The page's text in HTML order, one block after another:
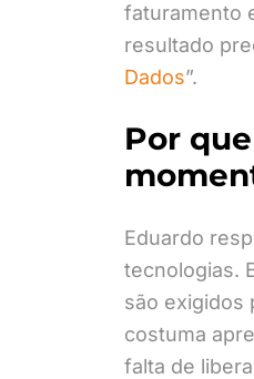
faturamento
resultado
Dados”.
Por
Eduardo
tecnologias.
são exigidos
costuma
falta de